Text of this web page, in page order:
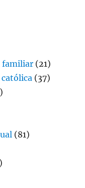
familiar (21)
(37)
(81)